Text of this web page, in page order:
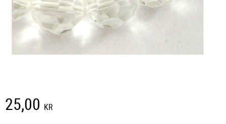
25,00 KR